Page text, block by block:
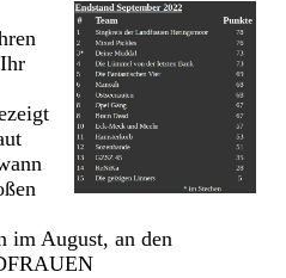
im August, an den